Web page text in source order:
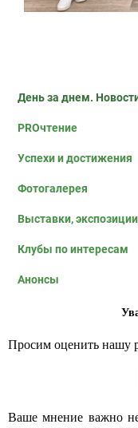
День за днем.
PROчтение
Успехи и достижения
Фотогалерея
Выставки,
Клубы по интересам
Анонсы
Просим оценить нашу
Ваше мнение важно